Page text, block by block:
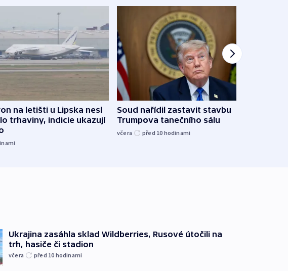
na letišti u Lipska nesl
trhaviny, indicie ukazují
Soud nařídil zastavit stavbu
Trumpova tanečního sálu
včera před 10 hodinami
Ukrajina zasáhla sklad Wildberries, Rusové útočili na
trh, hasiče či stadion
včera před 10 hodinami